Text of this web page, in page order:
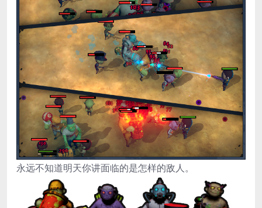
永远不知道明天你讲面临的是怎样的敌人。